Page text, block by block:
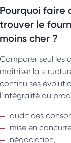
Pourquoi faire
trouver le
moins cher ?
Comparer seul les
maîtriser la
continu ses
l’intégralité du
audit des
mise en
négociation,